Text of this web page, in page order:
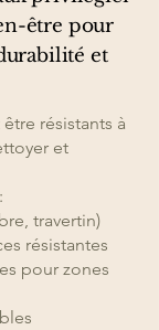
être pour
et
résistants à
et
travertin)
résistantes
pour zones